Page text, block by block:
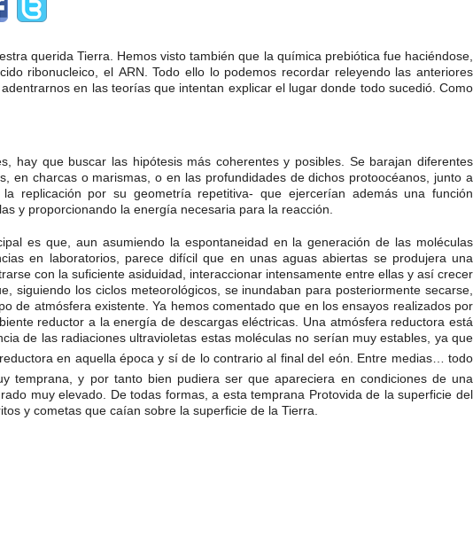
querida Tierra. Hemos visto también que la química prebiótica fue haciéndose,
ribonucleico, el ARN. Todo ello lo podemos recordar releyendo las anteriores
en las teorías que intentan explicar el lugar donde todo sucedió. Como
hay que buscar las hipótesis más coherentes y posibles. Se barajan diferentes
en charcas o marismas, o en las profundidades de dichos protoocéanos, junto a
replicación por su geometría repetitiva- que ejercerían además una función
y proporcionando la energía necesaria para la reacción.
es que, aun asumiendo la espontaneidad en la generación de las moléculas
en laboratorios, parece difícil que en unas aguas abiertas se produjera una
con la suficiente asiduidad, interaccionar intensamente entre ellas y así crecer
los ciclos meteorológicos, se inundaban para posteriormente secarse,
de atmósfera existente. Ya hemos comentado que en los ensayos realizados por
reductor a la energía de descargas eléctricas. Una atmósfera reductora está
de las radiaciones ultravioletas estas moléculas no serían muy estables, ya que
en aquella época y sí de lo contrario al final del eón. Entre medias… todo
temprana, y por tanto bien pudiera ser que apareciera en condiciones de una
muy elevado. De todas formas, a esta temprana Protovida de la superficie del
y cometas que caían sobre la superficie de la Tierra.